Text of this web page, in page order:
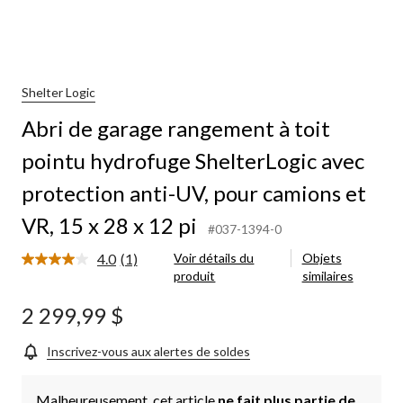
Shelter Logic
Abri de garage rangement à toit
pointu hydrofuge ShelterLogic avec
protection anti-UV, pour camions et
VR, 15 x 28 x 12 pi
#037-1394-0
4.0 Lire
Lien
vers
même
(1)
Voir détails du
produit
Objets
similaires
2 299,99 $
Inscrivez-vous aux alertes de soldes
Malheureusement, cet article ne fait plus partie de